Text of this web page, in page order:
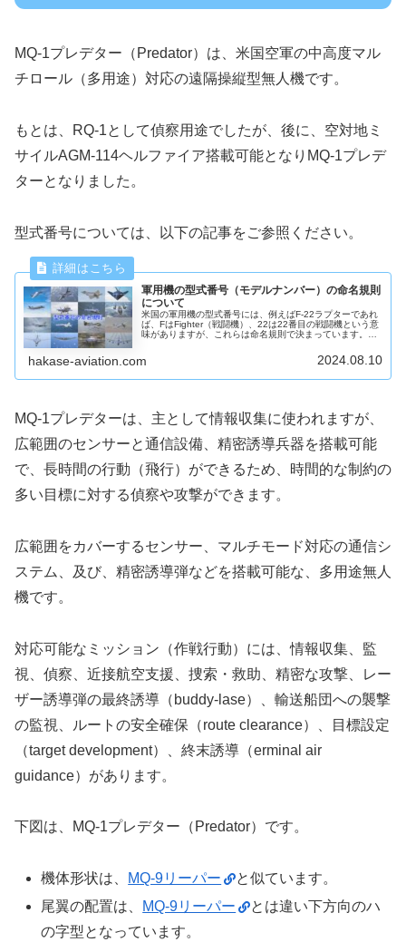
MQ-1プレデター（Predator）は、米国空軍の中高度マル
チロール（多用途）対応の遠隔操縦型無人機です。
もとは、RQ-1として偵察用途でしたが、後に、空対地ミ
サイルAGM-114ヘルファイア搭載可能となりMQ-1プレデ
ターとなりました。
型式番号については、以下の記事をご参照ください。
軍用機の型式番号（モデルナンバー）の命名規則
について
米国の軍用機の型式番号には、例えばF-22ラプターであれ
ば、FはFighter（戦闘機）、22は22番目の戦闘機という意
味がありますが、これらは命名規則で決まっています。例
hakase-aviation.com 2024.08.10
MQ-1プレデターは、主として情報収集に使われますが、
広範囲のセンサーと通信設備、精密誘導兵器を搭載可能
で、長時間の行動（飛行）ができるため、時間的な制約の
多い目標に対する偵察や攻撃ができます。
広範囲をカバーするセンサー、マルチモード対応の通信シ
ステム、及び、精密誘導弾などを搭載可能な、多用途無人
機です。
対応可能なミッション（作戦行動）には、情報収集、監
視、偵察、近接航空支援、捜索・救助、精密な攻撃、レー
ザー誘導弾の最終誘導（buddy-lase）、輸送船団への襲撃
の監視、ルートの安全確保（route clearance）、目標設定
（target development）、終末誘導（erminal air
guidance）があります。
下図は、MQ-1プレデター（Predator）です。
機体形状は、 MQ-9リーパー
と似ています。
尾翼の配置は、
MQ-9リーパー
とは違い下方向のハ
の字型となっています。